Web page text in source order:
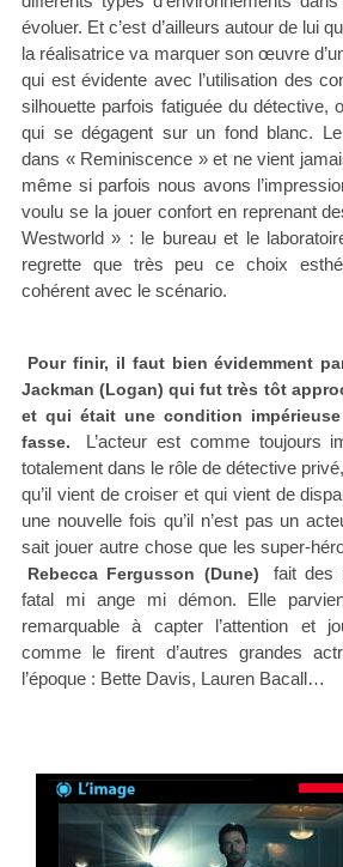
évoluer. Et c’est d’ailleurs autour de lui
la réalisatrice va marquer son œuvre
qui est évidente avec l’utilisation des
silhouette parfois fatiguée du détective,
qui se dégagent sur un fond blanc.
dans « Reminiscence » et ne vient
même si parfois nous avons
voulu se la jouer confort en reprenant
Westworld » : le bureau et le
regrette que très peu ce choix
cohérent avec le scénario.
Pour finir, il faut bien évidemment
Jackman (Logan) qui fut très tôt
et qui était une condition
fasse.
L’acteur est comme toujours
totalement dans le rôle de détective
qu’il vient de croiser et qui vient de
une nouvelle fois qu’il n’est pas un
sait jouer autre chose que les super-
Rebecca Fergusson (Dune)
fait des
fatal mi ange mi démon. Elle
remarquable à capter l’attention et
comme le firent d’autres grandes
l’époque : Bette Davis, Lauren Bacall…